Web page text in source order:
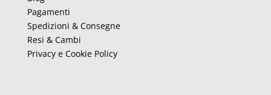
Pagamenti
Spedizioni & Consegne
Resi & Cambi
Privacy e Cookie Policy